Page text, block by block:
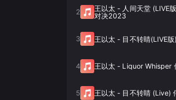
2 王以太 - 人间天堂 (LIVE
对决2023
3 王以太 - 目不转睛(LIVE
4 王以太 - Liquor Whisper
5 王以太 - 目不转睛 (Live)